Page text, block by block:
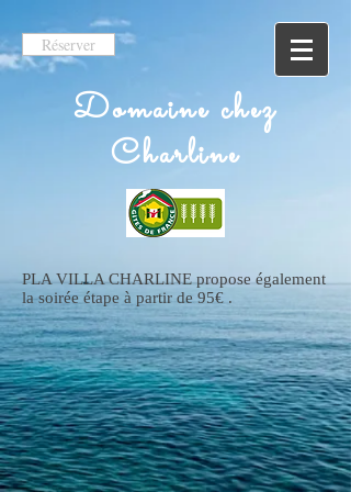
Réserver
Domaine chez
Charline
PLA VILLA CHARLINE propose également
la soirée étape à partir de 95€ .